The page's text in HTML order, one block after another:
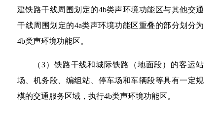
建铁路干线周围划定的4b类声环境功能区与其他交通
干线周围划定的4a类声环境功能区重叠的部分划分为
4b类声环境功能区。
（3）铁路干线和城际铁路（地面段）的客运站
场、机务段、编组站、停车场和车辆段等具有一定规
模的交通服务区域，执行4b类声环境功能区。